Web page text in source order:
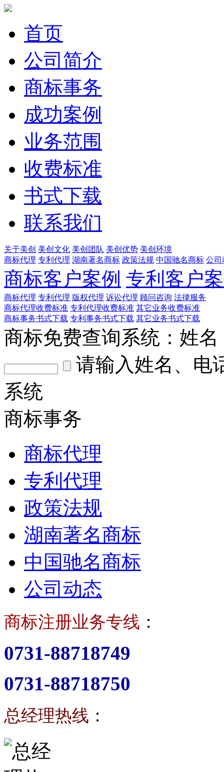
首页
公司简介
商标事务
成功案例
业务范围
收费标准
书式下载
联系我们
关于美创 美创文化 美创团队 美创优势 美创环境
商标代理 专利代理 湖南著名商标 政策法规 中国驰名商标 公司
商标客户案例 专利客户
商标代理 专利代理 版权代理 诉讼代理 顾问咨询 法律服务
商标代理收费标准 专利代理收费标准 其它业务收费标准
商标事务书式下载 专利事务书式下载 其它业务书式下载
商标免费查询系统： 姓名
请输入姓名、电
系统
商标事务
商标代理
专利代理
政策法规
湖南著名商标
中国驰名商标
公司动态
商标注册业务专线 ：
0731-88718749
0731-88718750
总经理热线 ：